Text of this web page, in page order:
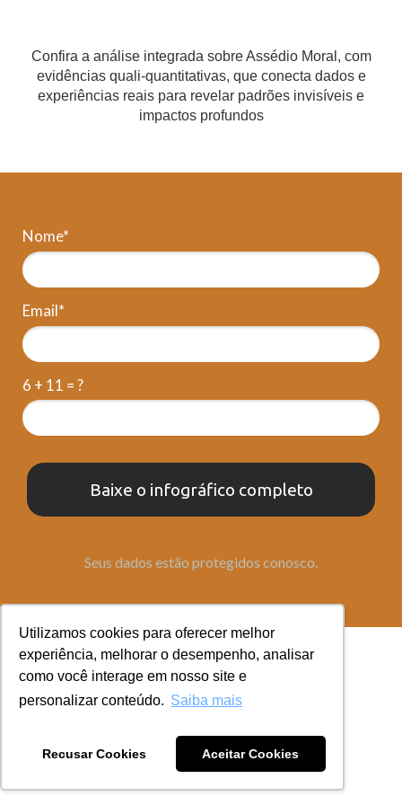
Utilizamos cookies para oferecer melhor
experiência, melhorar o desempenho, analisar
como você interage em nosso site e
personalizar conteúdo. Saiba mais
Recusar Cookies Aceitar Cookies
Confira a análise integrada sobre Assédio Moral, com
evidências quali-quantitativas, que conecta dados e
experiências reais para revelar padrões invisíveis e
impactos profundos
Nome*
Email*
6 + 11 = ?
Baixe o infográfico completo
Seus dados estão protegidos conosco.
S2 Consultoria